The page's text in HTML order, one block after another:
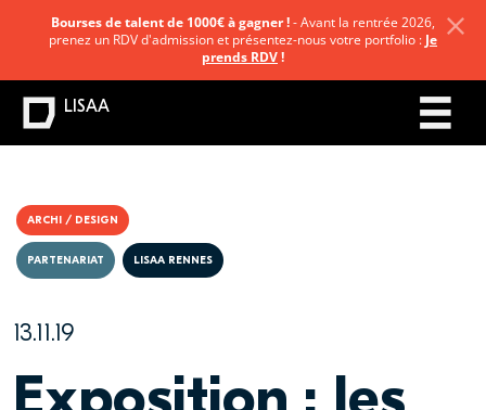
ARCHI / DESIGN
13.11.19
PARTENARIAT LISAA RENNES
Bourses de talent de 1000€ à gagner !- Avant la rentrée 2026,
prenez un RDV d'admission et présentez-nous votre portfolio : Je
prends RDV!
LISAA